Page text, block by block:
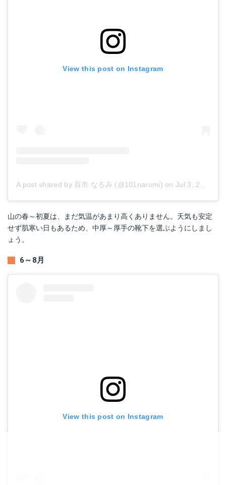
View this post on Instagram
A post shared by 百市 なるみ (@101narumi) onJul 3, 2018 at 2:08am PDT
山の春～初夏は、まだ気温があまり高くありません。天気も安定
せず肌寒い日もあるため、中厚～厚手の靴下を選ぶようにしまし
ょう。
6～8月
View this post on Instagram